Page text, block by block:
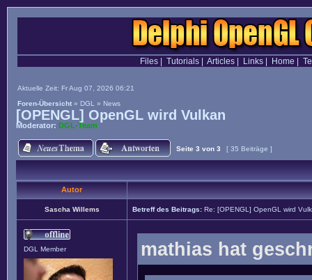
Files| Tutorials| Articles| Links| Home
Aktuelle Zeit: Fr Aug 07, 2026 06:21
Foren-Übersicht » DGL » News
[OPENGL] OpenGL wird Vulkan
Moderator: DGL-Team
Seite 3 von 3 [ 35 Beiträge ]
Autor
Sascha Willems Betreff des Beitrags: Re: [OPENGL] OpenGL wird
DGL Member
mathias hat